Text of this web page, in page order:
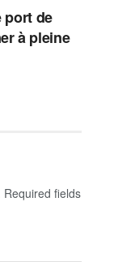
port de
à pleine
Required fields